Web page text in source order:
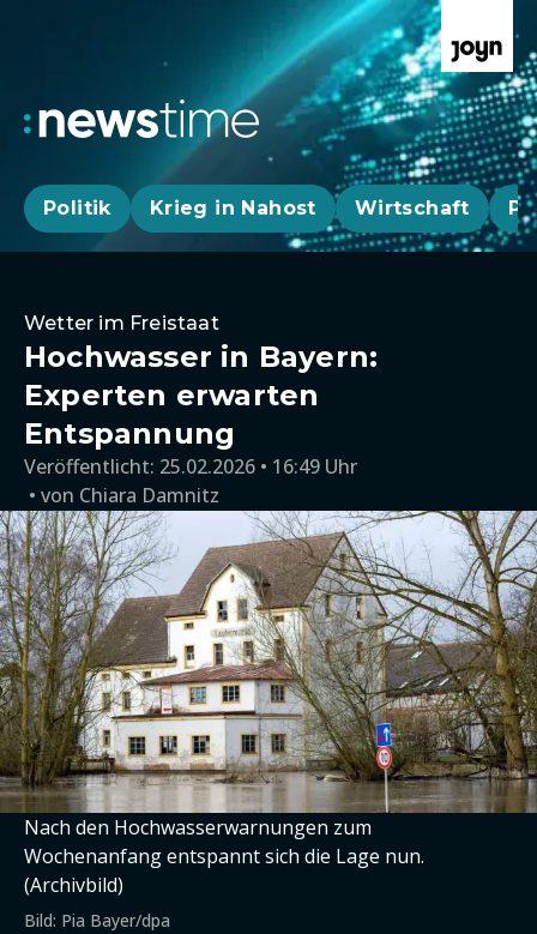
Politik Krieg in Nahost Wirtschaft
Wetter im Freistaat
Hochwasser in Bayern:
Experten erwarten
Entspannung
Veröffentlicht: 25.02.2026 • 16:49 Uhr
von Chiara Damnitz
Nach den Hochwasserwarnungen zum
Wochenanfang entspannt sich die Lage nun.
(Archivbild)
Bild: Pia Bayer/dpa